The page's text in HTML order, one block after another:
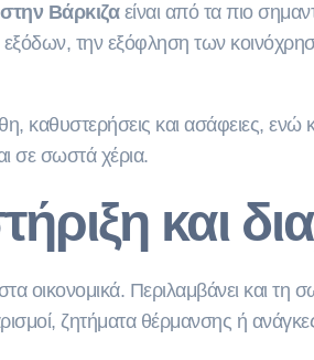
Βάρκιζαείναι από τα πιο
την εξόφληση των
και ασάφειες, ενώ
σε σωστά χέρια.
και
στα οικονομικά. Περιλαμβάνει και
ζητήματα θέρμανσης ή